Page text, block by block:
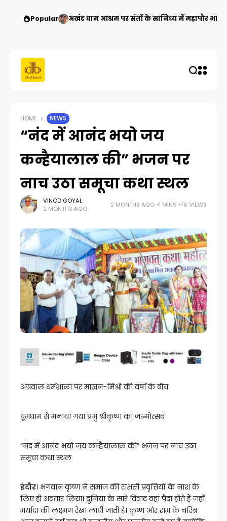
Popular अखंड धाम आश्रम पर संतों के सानिध्य में महापौर
HOME NEWS
“नंद में आनंद भयो जय
कन्हैयालाल की” भजन पर
नाच उठा समूचा कथा स्थल
VINOD GOYAL
2 MONTHS AGO
2 MONTHS AGO 1 MINS 76 VIEWS
अग्रवाल धर्मशाला पर माखन-मिश्री की वर्षा के बीच
धूमधाम से मनाया गया प्रभु श्रीकृष्ण का जन्मोत्सव
“नंद में आनंद भयो जय कन्हैयालाल की” भजन पर नाच उठा
समूचा कथा स्थल
इंदौर। भगवान कृष्ण ने समाज की राक्षसी प्रवृत्तियों के नाश के
लिए ही अवतार लिया। दुनिया के सारे विवाद वहां पैदा होते हैं जहाँ
मर्यादा की लक्ष्मण रेखा लांघी जाती है। कृष्ण और राम के चरित्र